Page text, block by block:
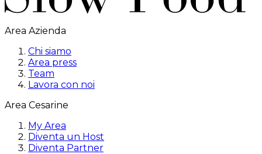
Area Azienda
Chi siamo
Area press
Team
Lavora con noi
Area Cesarine
My Area
Diventa un Host
Diventa Partner